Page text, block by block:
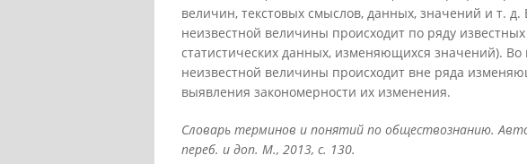
величин, текстовых смыслов, данных, значений и т.
неизвестной величины происходит по ряду
статистических данных, изменяющихся значений). Во
неизвестной величины происходит вне ряда
выявления закономерности их изменения.
Словарь терминов и понятий по обществознанию.
переб. и доп. М., 2013, с. 130.